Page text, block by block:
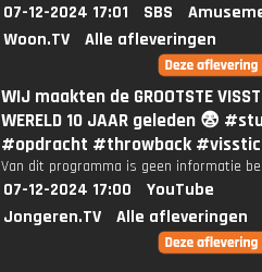
07-12-2024 17:01 SBS
Woon.TV
Alle afleveringen
WIJ maakten de GROOTSTE
WERELD 10 JAAR geleden 😨
#opdracht #throwback
Van dit programma is geen informatie
07-12-2024 17:00
YouTube
Jongeren.TV
Alle afleveringen